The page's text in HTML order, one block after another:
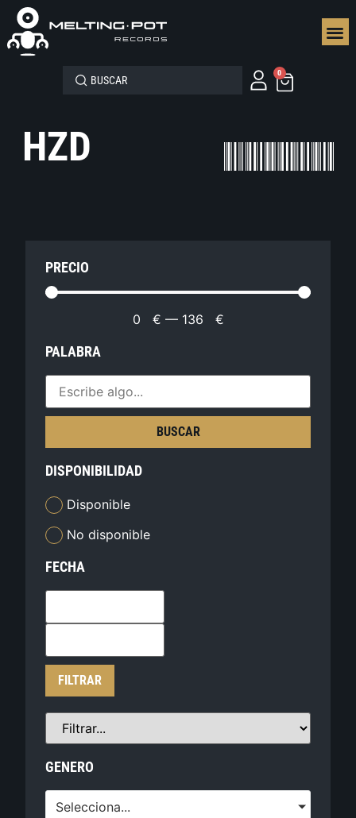
0
HZD
PRECIO
0 € — 136 €
PALABRA
BUSCAR
DISPONIBILIDAD
Disponible
No disponible
FECHA
FILTRAR
GENERO
Selecciona...